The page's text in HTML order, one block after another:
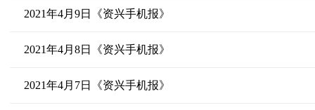
2021年4月9日《资兴手机报》
2021年4月8日《资兴手机报》
2021年4月7日《资兴手机报》